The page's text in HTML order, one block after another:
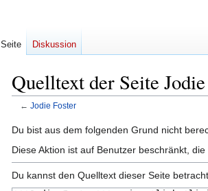
Quelltext der Seite
← Jodie Foster
Zur
Navigation
Zur
Suche
Du bist aus dem folgenden Grund nicht
Diese Aktion ist auf Benutzer beschränkt, die
Du kannst den Quelltext dieser Seite
Seite Diskussion